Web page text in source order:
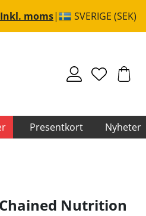
Inkl. moms SVERIGE (SEK)
Presentkort Nyheter
Chained Nutrition